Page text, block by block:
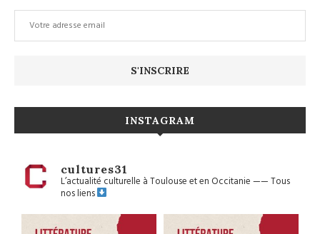
INSTAGRAM
cultures31
L’actualité culturelle à Toulouse et en Occitanie——Tous
nos liens